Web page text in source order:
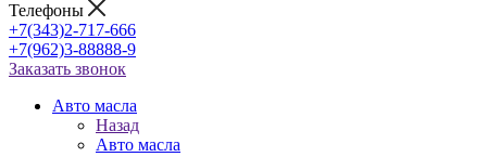
Телефоны
+7(343)2-717-666
+7(962)3-88888-9
Заказать звонок
Авто масла
Назад
Авто масла